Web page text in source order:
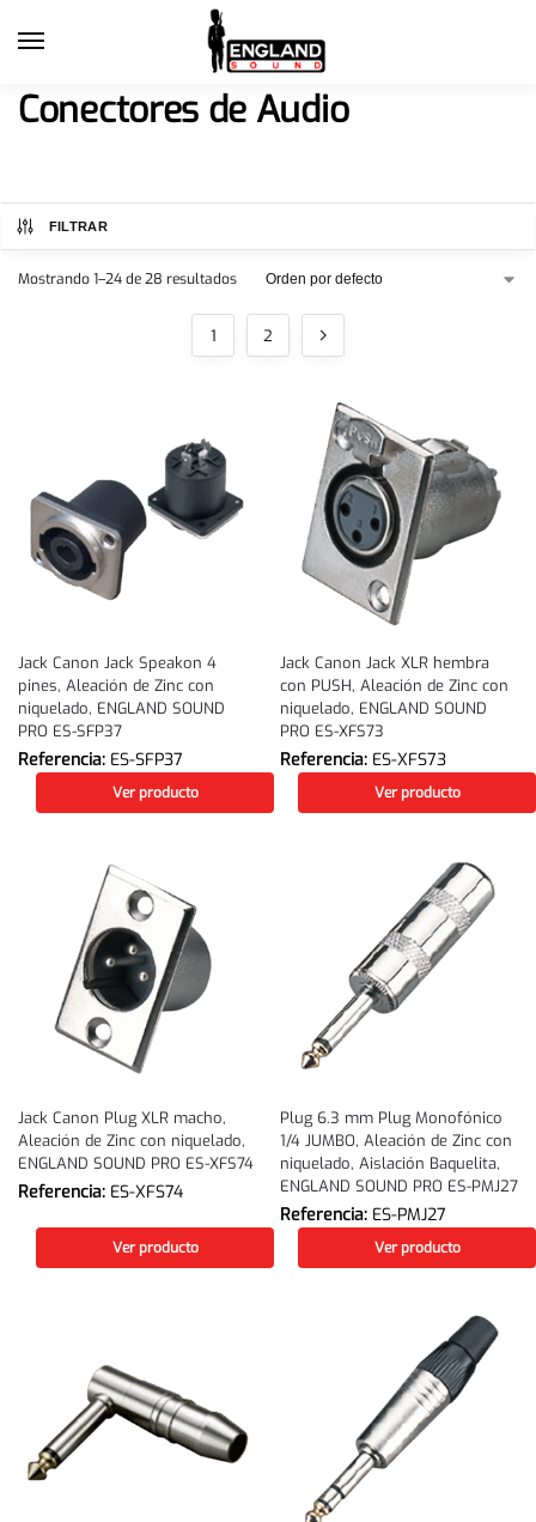
Conectores de Audio
FILTRAR
Mostrando 1–24 de 28 resultados
1 2
Jack Canon Jack Speakon 4
pines, Aleación de Zinc con
niquelado, ENGLAND SOUND
PRO ES-SFP37
Referencia: ES-SFP37
Ver producto
Jack Canon Jack XLR hembra
con PUSH, Aleación de Zinc con
niquelado, ENGLAND SOUND
PRO ES-XFS73
Referencia: ES-XFS73
Ver producto
Jack Canon Plug XLR macho,
Aleación de Zinc con niquelado,
ENGLAND SOUND PRO ES-XFS74
Referencia: ES-XFS74
Ver producto
Plug 6.3 mm Plug Monofónico
1/4 JUMBO, Aleación de Zinc con
niquelado, Aislación Baquelita,
ENGLAND SOUND PRO ES-PMJ27
Referencia: ES-PMJ27
Ver producto